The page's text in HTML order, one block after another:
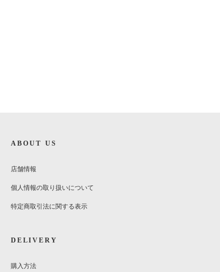
ABOUT US
店舗情報
個人情報の取り扱いについて
特定商取引法に関する表示
DELIVERY
購入方法